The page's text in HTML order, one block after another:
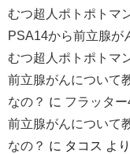
むつ超人ポトポトマ
PSA14から前立腺が
むつ超人ポトポトマ
前立腺がんについて
なの？ に フラッタ
前立腺がんについて
なの？ に タコス より